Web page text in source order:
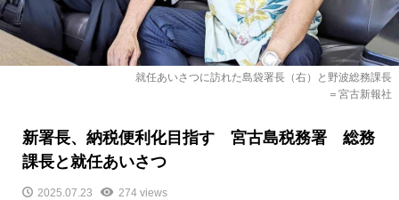
就任あいさつに訪れた島袋署長（右）と野波総務課長
＝宮古新報社
新署長、納税便利化目指す 宮古島税務署 総務
課長と就任あいさつ
2025.07.23 274 views